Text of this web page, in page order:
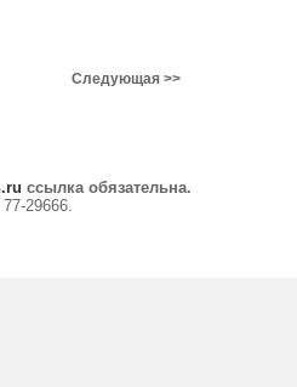
Следующая >>
ссылка обязательна.
29666.